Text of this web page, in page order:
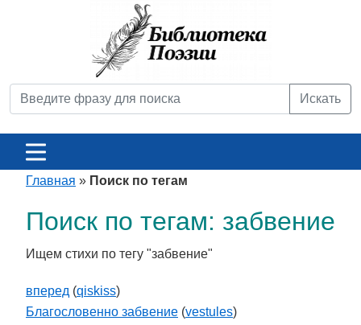
Искать
Главная » Поиск по тегам
Поиск по тегам: забвение
Ищем стихи по тегу "забвение"
вперед (qiskiss)
Благословенно забвение (vestules)